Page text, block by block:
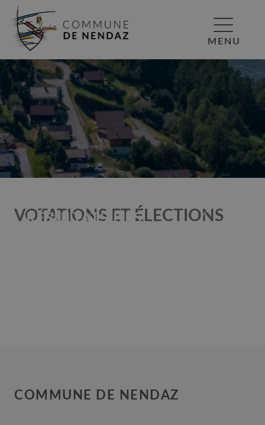
MENU
VOTATIONS ET ÉLECTIONS
RÉSULTATS DES
COMMUNE DE NENDAZ